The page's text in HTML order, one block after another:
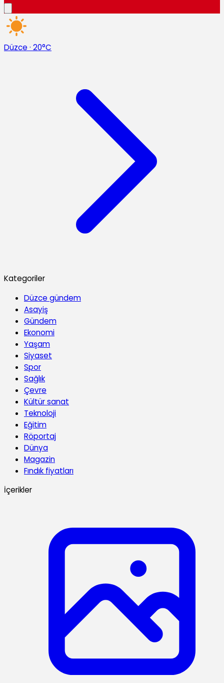
Düzce · 20°C
Kategoriler
Düzce gündem
Asayiş
Gündem
Ekonomi
Yaşam
Siyaset
Spor
Sağlık
Çevre
Kültür sanat
Teknoloji
Eğitim
Röportaj
Dünya
Magazin
Fındık fiyatları
İçerikler